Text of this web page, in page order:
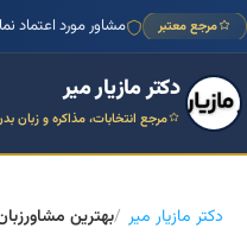
مرجع معتبر مشاور مورد اعتماد
دکتر مازیار میر
مرجع انتخابات، مذاکره و زبان
دکتر مازیار میر بهترین